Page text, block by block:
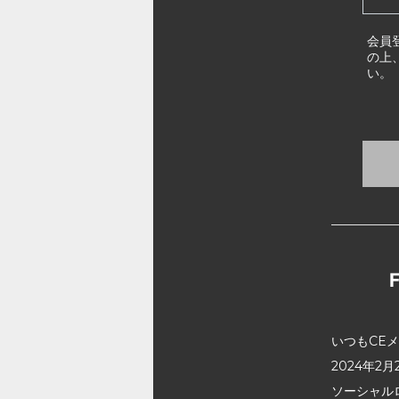
会員
の上
い。
いつもCE
2024年2月
ソーシャ